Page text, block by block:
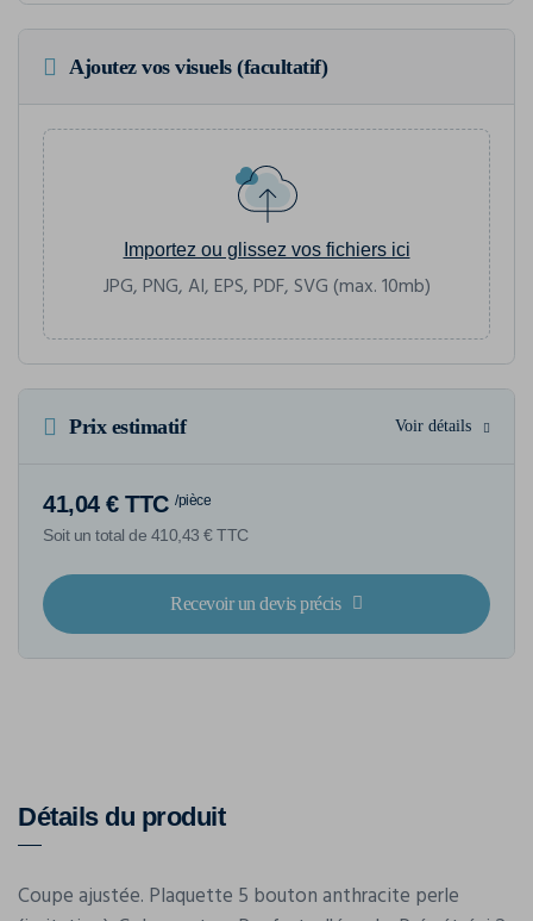
Ajoutez vos visuels (facultatif)
Importez ou glissez vos fichiers ici
JPG, PNG, AI, EPS, PDF, SVG (max. 10mb)
Prix estimatif Voir détails
41,04 € TTC /pièce
Soit un total de 410,43 € TTC
Recevoir un devis précis
Détails du produit
Coupe ajustée. Plaquette 5 bouton anthracite perle